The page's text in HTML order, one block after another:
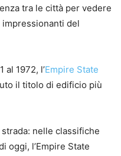
tra le città per vedere
del
al 1972, l’Empire State
il titolo di edificio più
nelle classifiche
oggi, l’Empire State